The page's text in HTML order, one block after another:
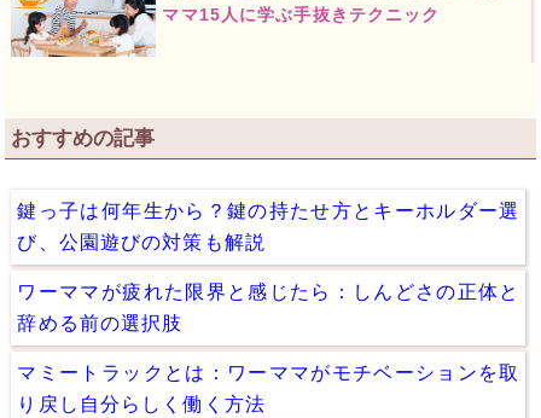
ママ15人に学ぶ手抜きテクニック
おすすめの記事
鍵っ子は何年生から？鍵の持たせ方とキーホルダー選
び、公園遊びの対策も解説
ワーママが疲れた限界と感じたら：しんどさの正体と
辞める前の選択肢
マミートラックとは：ワーママがモチベーションを取
り戻し自分らしく働く方法